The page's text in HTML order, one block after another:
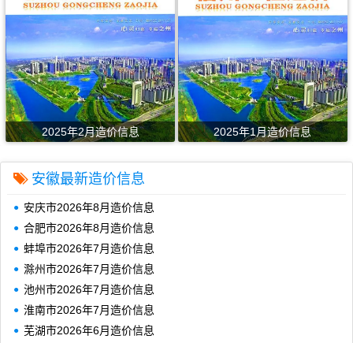
2025年2月造价信息 2025年1月造价信息
安徽最新造价信息
安庆市2026年8月造价信息
合肥市2026年8月造价信息
蚌埠市2026年7月造价信息
滁州市2026年7月造价信息
池州市2026年7月造价信息
淮南市2026年7月造价信息
芜湖市2026年6月造价信息